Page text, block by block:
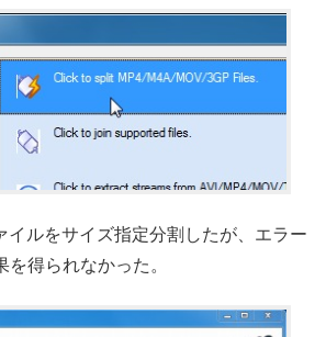
イルをサイズ指定分割したが、エラー
得られなかった。